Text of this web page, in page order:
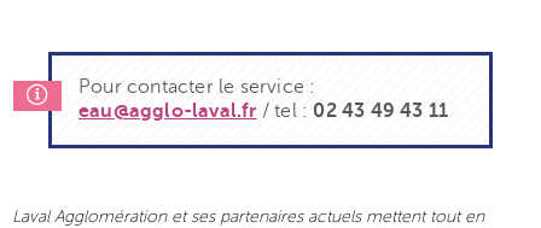
Pour contacter le service :
eau@agglo-laval.fr / tel : 02 43 49 43 11
Laval Agglomération et ses partenaires actuels mettent tout en